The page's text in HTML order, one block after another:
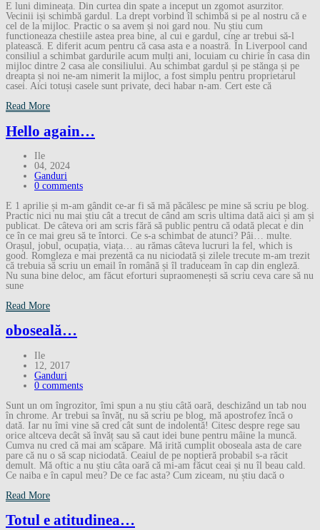
E luni dimineața. Din curtea din spate a inceput un zgomot asurzitor.
Vecinii iși schimbă gardul. La drept vorbind îl schimbă si pe al nostru că e
cel de la mijloc. Practic o sa avem și noi gard nou. Nu știu cum
functioneaza chestiile astea prea bine, al cui e gardul, cine ar trebui să-l
platească. E diferit acum pentru că casa asta e a noastră. În Liverpool cand
consiliul a schimbat gardurile acum mulți ani, locuiam cu chirie în casa din
mijloc dintre 2 casa ale consiliului. Au schimbat gardul și pe stănga și pe
dreapta și noi ne-am nimerit la mijloc, a fost simplu pentru proprietarul
casei. Aici totuși casele sunt private, deci habar n-am. Cert este că
Read More
Hello again…
Ile
04, 2024
Ganduri
0 comments
E 1 aprilie și m-am gândit ce-ar fi să mă păcălesc pe mine să scriu pe blog.
Practic nici nu mai știu cât a trecut de când am scris ultima dată aici și am și
publicat. De câteva ori am scris fără să public pentru că odată plecat e din
ce în ce mai greu să te întorci. Ce s-a schimbat de atunci? Pâi… multe.
Orașul, jobul, ocupația, viața… au rămas câteva lucruri la fel, which is
good. Romgleza e mai prezentă ca nu niciodată și zilele trecute m-am trezit
că trebuia să scriu un email în română și îl traduceam în cap din engleză.
Nu suna bine deloc, am făcut eforturi supraomenești să scriu ceva care să nu
sune
Read More
oboseală…
Ile
12, 2017
Ganduri
0 comments
Sunt un om îngrozitor, îmi spun a nu știu câtă oară, deschizând un tab nou
în chrome. Ar trebui sa învăț, nu să scriu pe blog, mă apostrofez încă o
dată. Iar nu îmi vine să cred cât sunt de indolentă! Citesc despre rege sau
orice altceva decât să învăț sau să caut idei bune pentru mâine la muncă.
Cumva nu cred că mai am scăpare. Mă irită cumplit oboseala asta de care
pare că nu o să scap niciodată. Ceaiul de pe noptieră probabil s-a răcit
demult. Mă oftic a nu știu câta oară că mi-am făcut ceai și nu îl beau cald.
Ce naiba e în capul meu? De ce fac asta? Cum ziceam, nu știu dacă o
Read More
Totul e atitudinea…